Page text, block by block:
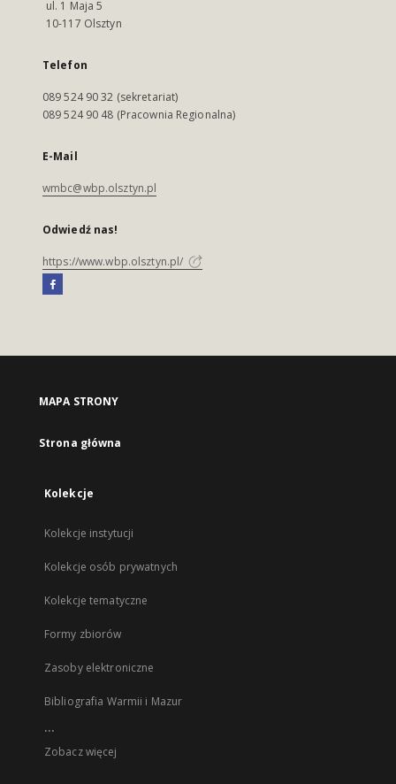
ul. 1 Maja 5
10-117 Olsztyn
Telefon
089 524 90 32 (sekretariat)
089 524 90 48 (Pracownia Regionalna)
E-Mail
wmbc@wbp.olsztyn.pl
Odwiedź nas!
https://www.wbp.olsztyn.pl/
MAPA STRONY
Strona główna
Kolekcje
Kolekcje instytucji
Kolekcje osób prywatnych
Kolekcje tematyczne
Formy zbiorów
Zasoby elektroniczne
Bibliografia Warmii i Mazur
...
Zobacz więcej